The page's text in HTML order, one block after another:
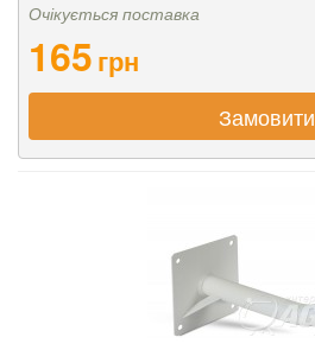
Очікується поставка
165грн
Замовити